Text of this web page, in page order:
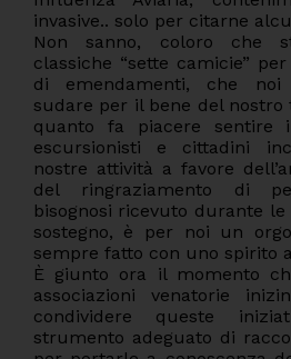
invasive.. solo per citarne
Non sanno, coloro che
classiche “sette camicie”
di emendamenti, che noi
sudare per il bene del nostro
quanto fa piacere sentire
escursionisti e cittadini
nostre attività a favore
del ringraziamento di
bisognosi ricevuto durante
sostegno, è per noi un
sempre fatto con uno spirito
È giunto ora il momento
associazioni venatorie
condividere queste
strumento adeguato di